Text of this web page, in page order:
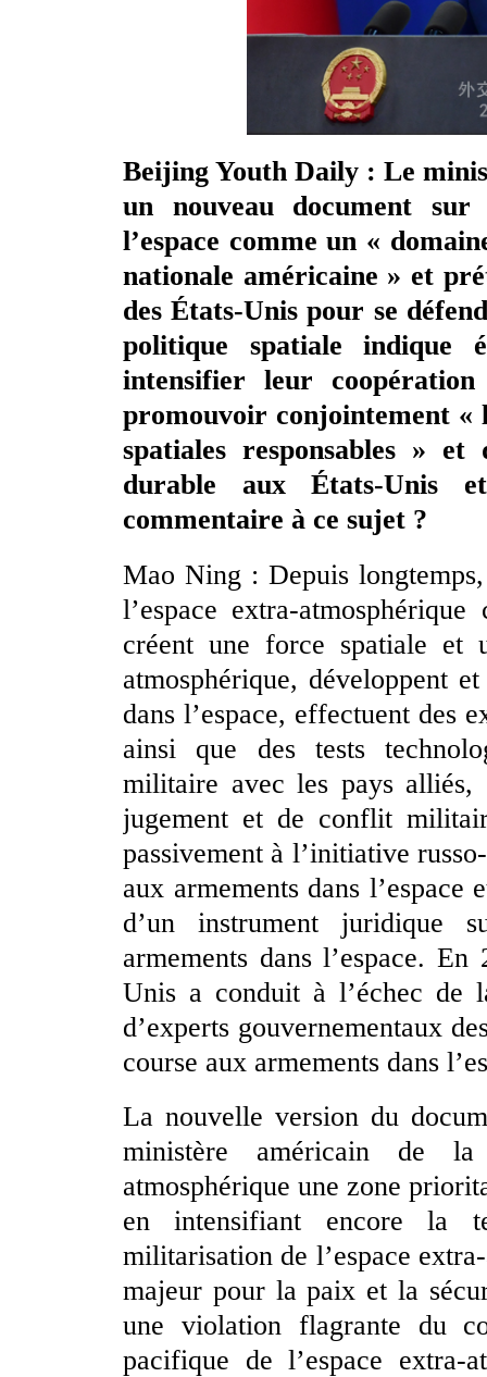
Beijing Youth Daily : Le
un nouveau document
l’espace comme un «
nationale américaine » et
des États-Unis pour se
politique spatiale indique
intensifier leur
promouvoir conjointement «
spatiales responsables »
durable aux États-Unis
commentaire à ce sujet ?
Mao Ning : Depuis
l’espace extra-
créent une force spatiale et
atmosphérique, développent
dans l’espace, effectuent des
ainsi que des tests
militaire avec les pays alliés,
jugement et de conflit
passivement à l’initiative
aux armements dans l’espace
d’un instrument juridique
armements dans l’espace.
Unis a conduit à l’échec de
d’experts gouvernementaux
course aux armements dans
La nouvelle version du
ministère américain de
atmosphérique une zone
en intensifiant encore la
militarisation de l’espace
majeur pour la paix et la
une violation flagrante du
pacifique de l’espace extra-